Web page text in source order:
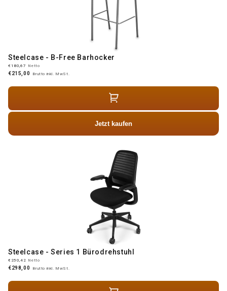
Steelcase - B-Free Barhocker
€180,67 Netto
€215,00 Brutto inkl. MwSt.
Jetzt kaufen
Steelcase - Series 1 Bürodrehstuhl
€250,42 Netto
€298,00 Brutto inkl. MwSt.